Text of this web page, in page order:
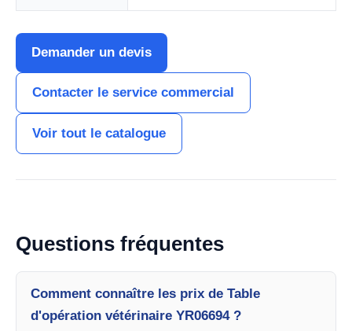
Demander un devis
Contacter le service commercial
Voir tout le catalogue
Questions fréquentes
Comment connaître les prix de Table
d'opération vétérinaire YR06694 ?